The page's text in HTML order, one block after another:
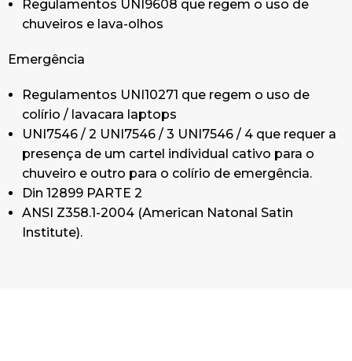
Regulamentos UNI9608 que regem o uso de
chuveiros e lava-olhos
Emergência
Regulamentos UNI10271 que regem o uso de
colírio / lavacara laptops
UNI7546 / 2 UNI7546 / 3 UNI7546 / 4 que requer a
presença de um cartel individual cativo para o
chuveiro e outro para o colírio de emergência.
Din 12899 PARTE 2
ANSI Z358.1-2004 (American Natonal Satin
Institute).